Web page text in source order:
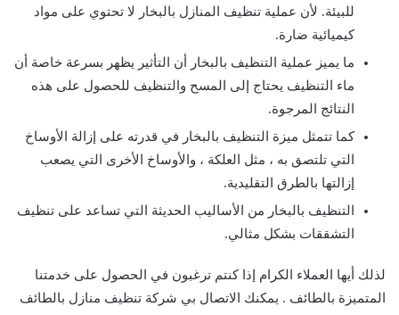
للبيئة. لأن عملية تنظيف المنازل بالبخار لا تحتوي على مواد
كيميائية ضارة.
ما يميز عملية التنظيف بالبخار أن التأثير يظهر بسرعة خاصة أن
ماء التنظيف يحتاج إلى المسح والتنظيف للحصول على هذه
النتائج المرجوة.
كما تتمثل ميزة التنظيف بالبخار في قدرته على إزالة الأوساخ
التي تلتصق به ، مثل العلكة ، والأوساخ الأخرى التي يصعب
إزالتها بالطرق التقليدية.
التنظيف بالبخار من الأساليب الحديثة التي تساعد على تنظيف
التشققات بشكل مثالي.
لذلك أيها العملاء الكرام إذا كنتم ترغبون في الحصول على خدمتنا
المتميزة بالطائف . يمكنك الاتصال بي شركة تنظيف منازل بالطائف